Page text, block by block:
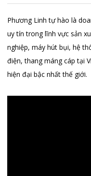
Phương Linh tự hào là
uy tín trong lĩnh vực sản
nghiệp, máy hút bụi, hệ
điện,thang máng cáp tại
hiện đại bậc nhất thế giới.